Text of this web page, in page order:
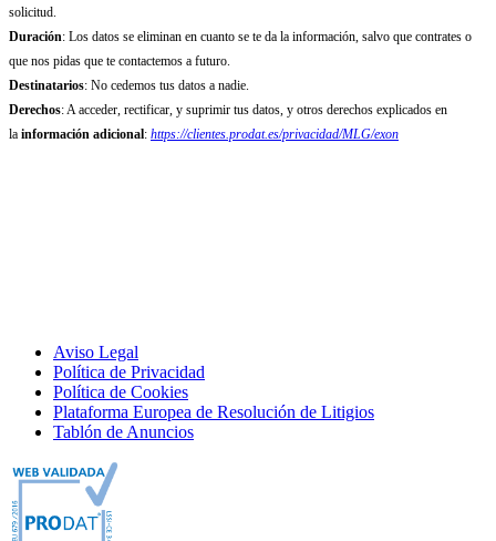
solicitud.
Duración: Los datos se eliminan en cuanto se te da la información, salvo que contrates o
que nos pidas que te contactemos a futuro.
Destinatarios: No cedemos tus datos a nadie.
Derechos: A acceder, rectificar, y suprimir tus datos, y otros derechos explicados en
la información adicional: https://clientes.prodat.es/privacidad/MLG/exon
Aviso Legal
Política de Privacidad
Política de Cookies
Plataforma Europea de Resolución de Litigios
Tablón de Anuncios